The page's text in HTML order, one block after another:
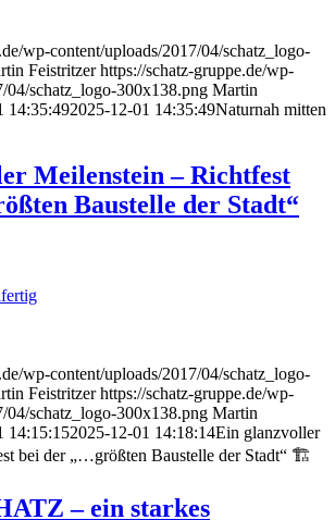
wp-content/uploads/2017/04/schatz_logo-
Feistritzer https://schatz-gruppe.de/wp-
04/schatz_logo-300x138.png Martin
14:35:492025-12-01 14:35:49Naturnah mitten
Meilenstein – Richtfest
Baustelle der Stadt“
wp-content/uploads/2017/04/schatz_logo-
Feistritzer https://schatz-gruppe.de/wp-
04/schatz_logo-300x138.png Martin
14:15:152025-12-01 14:18:14Ein glanzvoller
bei der „…größten Baustelle der Stadt“ 🏗️
– ein starkes